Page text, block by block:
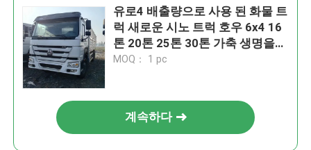
유로4 배출량으로 사용 된 화물 트
럭 새로운 시노 트럭 호우 6x4 16
톤 20톤 25톤 30톤 가축 생명을위
한 울타리 화물 트럭
MOQ： 1 pc
계속하다